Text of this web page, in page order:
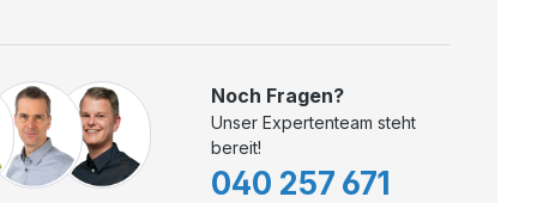
Noch Fragen?
Unser Expertenteam steht
bereit!
040 257 671